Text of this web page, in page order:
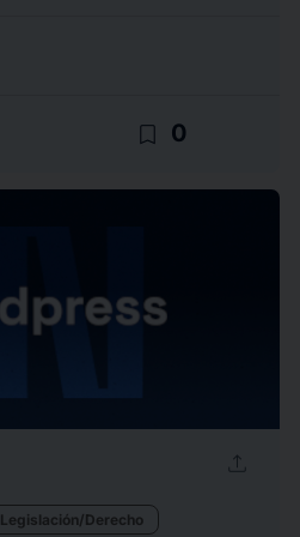
bookmark_border 0
upload
Legislación/Derecho